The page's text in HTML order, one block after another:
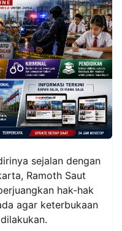
sejalan dengan
Ramoth Saut
hak-hak
agar keterbukaan